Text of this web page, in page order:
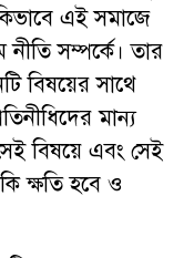
এই সমাজে
সম্পর্কে। তার
বিষয়ের সাথে
মান্য
বিষয়ে এবং সেই
ক্ষতি হবে ও